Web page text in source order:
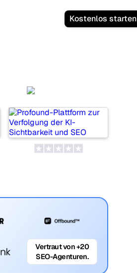
Kostenlos starten
Vertraut von +20
SEO-Agenturen.